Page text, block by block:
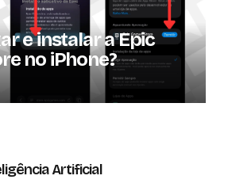
e instalar a Epic
no iPhone?
Artificial